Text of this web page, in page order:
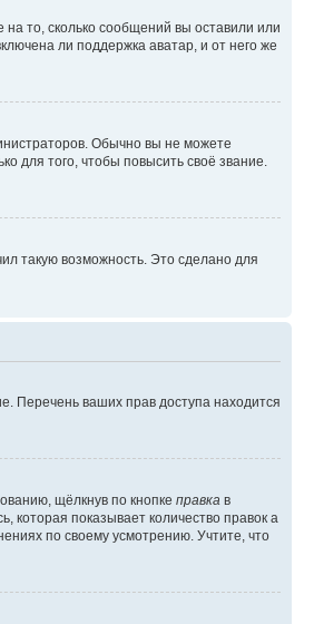
то, сколько сообщений вы оставили или
ли поддержка аватар, и от него же
Обычно вы не можете
для того, чтобы повысить своё звание.
такую возможность. Это сделано для
Перечень ваших прав доступа находится
щёлкнув по кнопке правка в
которая показывает количество правок а
по своему усмотрению. Учтите, что